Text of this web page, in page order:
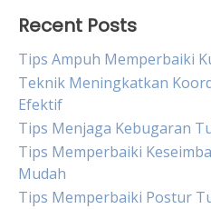
Recent Posts
Tips Ampuh Memperbaiki
Teknik Meningkatkan
Efektif
Tips Menjaga Kebugaran
Tips Memperbaiki
Mudah
Tips Memperbaiki Postur